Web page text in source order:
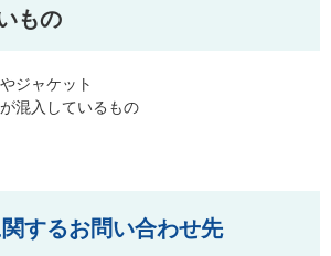
もの
ジャケット
混入しているもの
するお問い合わせ先